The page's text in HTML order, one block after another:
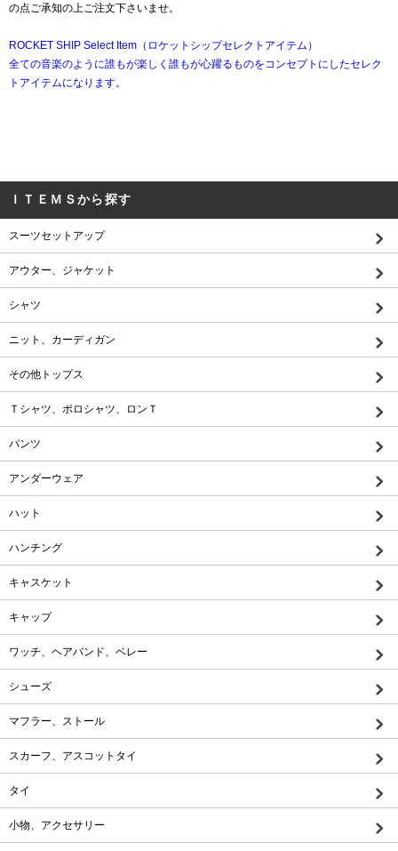
の点ご承知の上ご注文下さいませ。
ROCKET SHIP Select Item（ロケットシップセレクトアイテム）
全ての音楽のように誰もが楽しく誰もが心躍るものをコンセプトにしたセレク
トアイテムになります。
ＩＴＥＭＳから探す
スーツセットアップ
アウター、ジャケット
シャツ
ニット、カーディガン
その他トップス
Ｔシャツ、ポロシャツ、ロンＴ
パンツ
アンダーウェア
ハット
ハンチング
キャスケット
キャップ
ワッチ、ヘアバンド、ベレー
シューズ
マフラー、ストール
スカーフ、アスコットタイ
タイ
小物、アクセサリー